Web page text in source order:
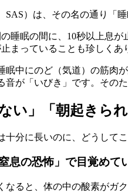
SAS）は、その名の通り「
睡眠の間に、10秒以上息
まっていることも珍しくあ
眠中にのど（気道）の筋肉
が「いびき」です。そのた
い」「朝起きら
十分に長いのに、どうして
息の恐怖」で目覚めて
なると、体の中の酸素がガ